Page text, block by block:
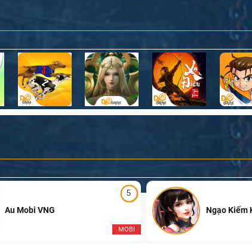
5
MOBI
Au Mobi VNG Ngạo Kiếm